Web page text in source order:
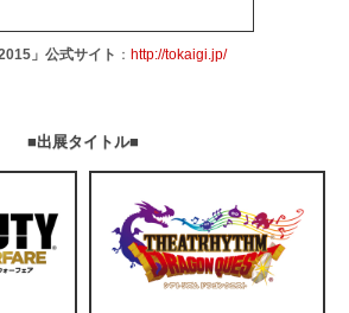
」公式サイト ： http://tokaigi.jp/
■出展タイトル■